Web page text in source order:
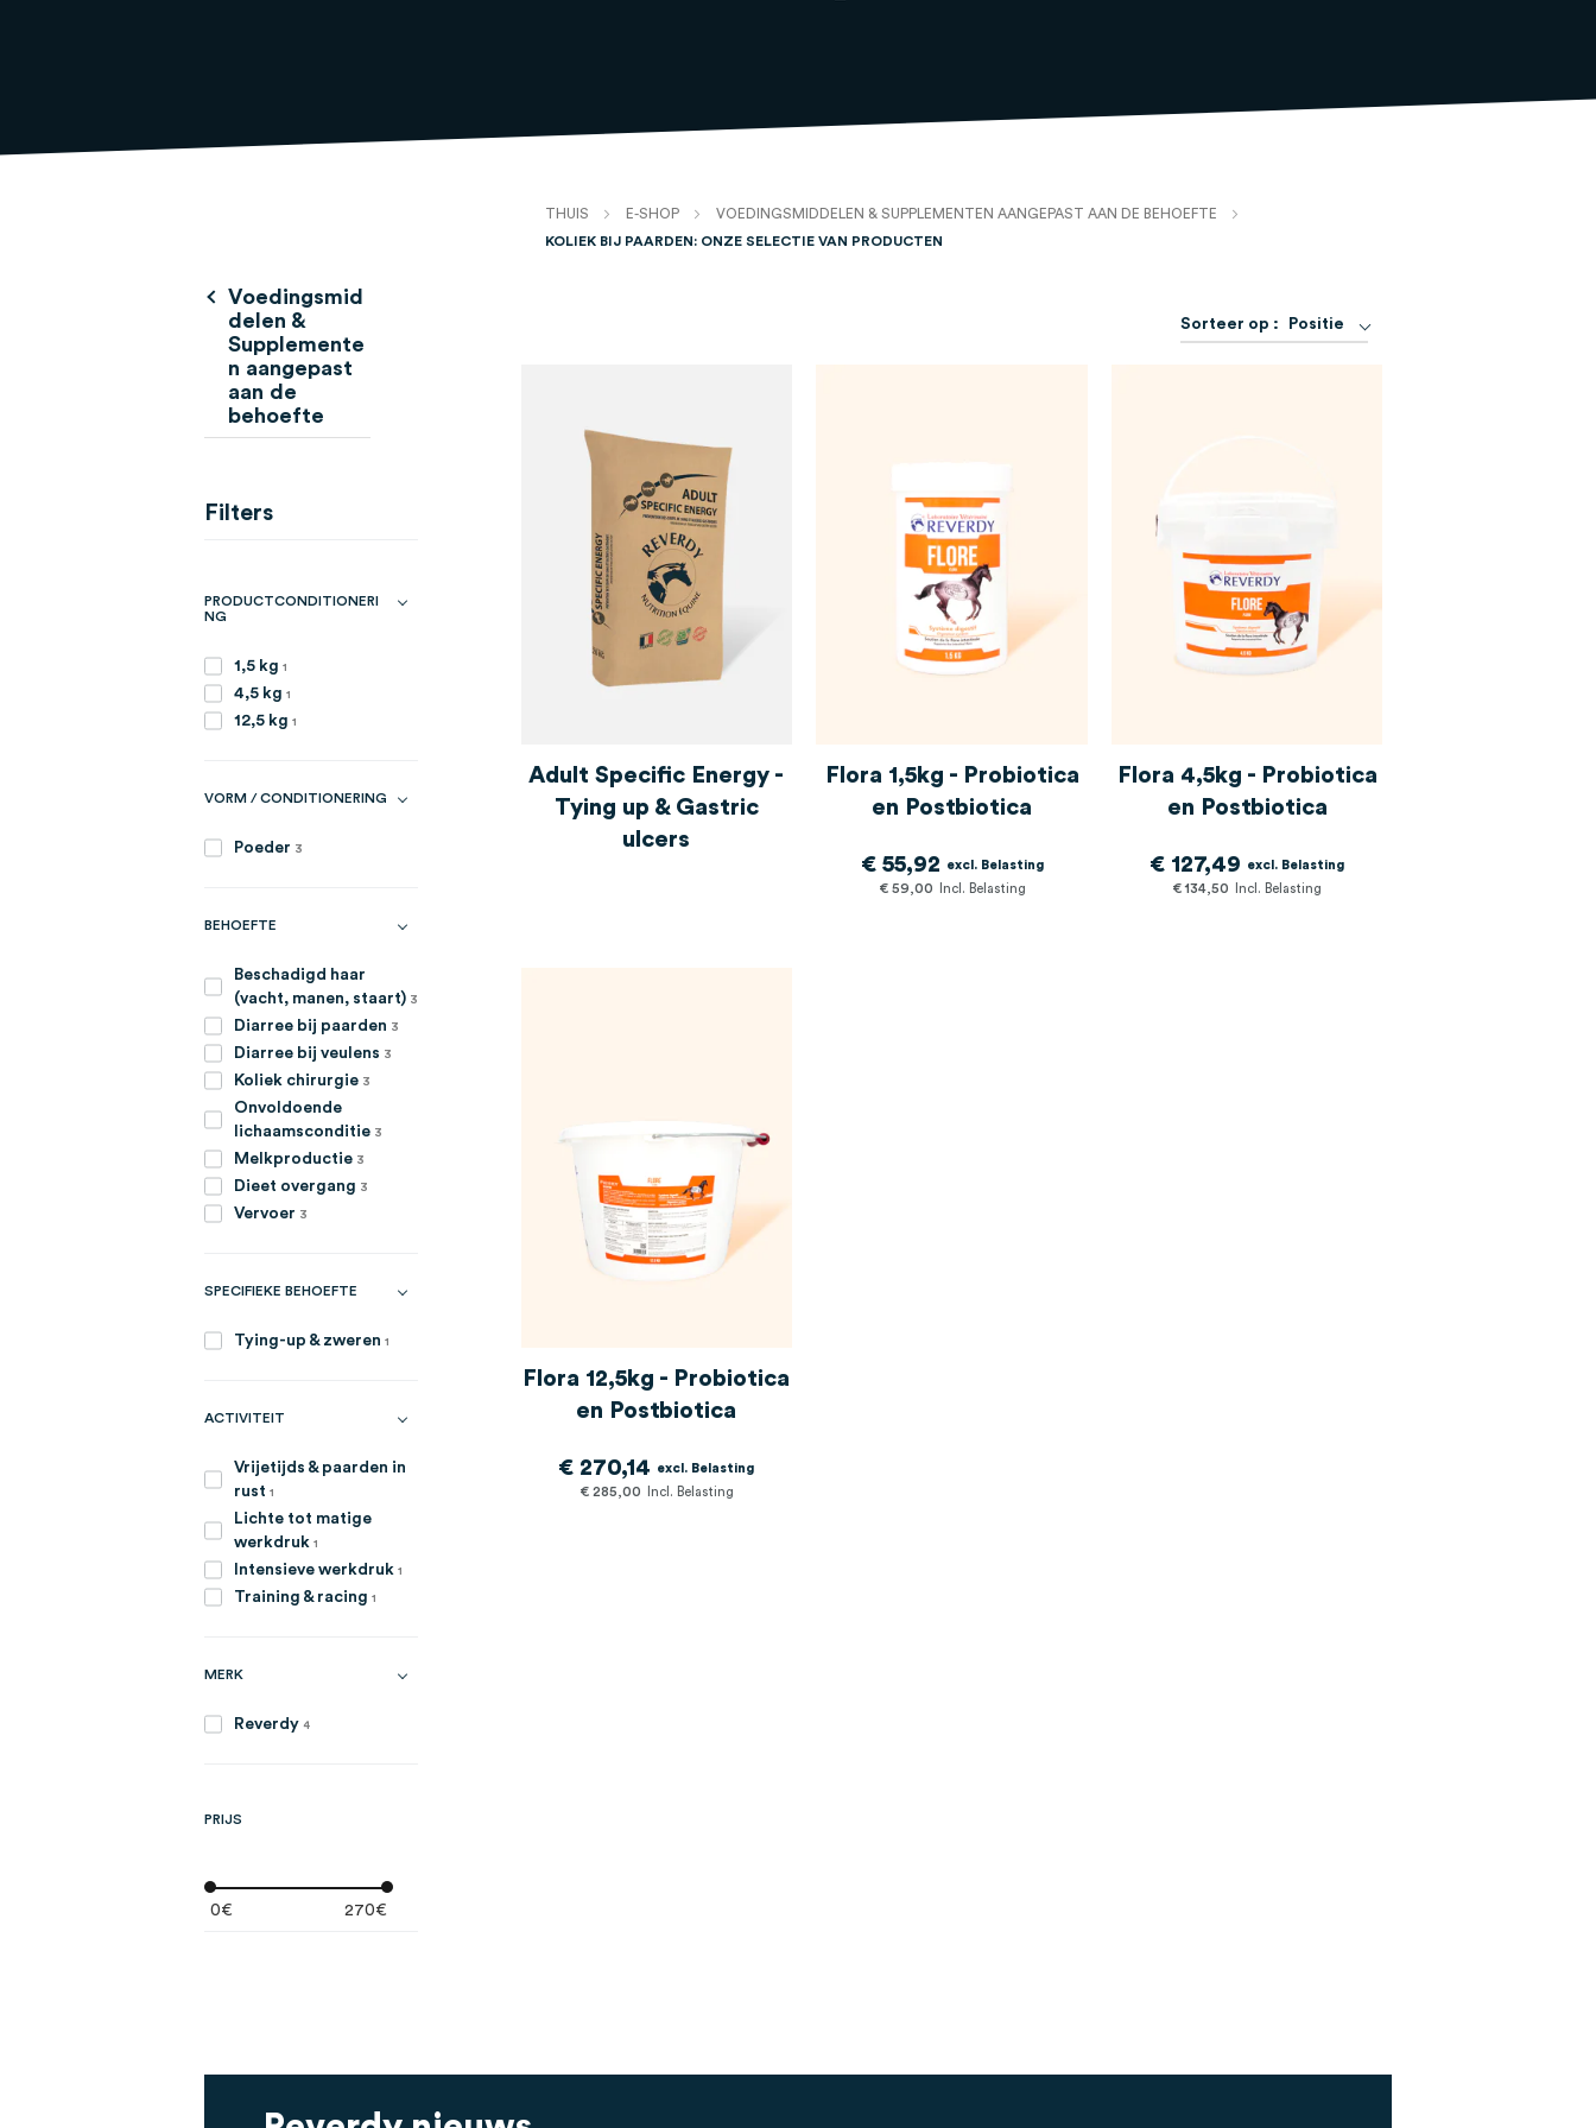
THUIS E-SHOP
VOEDINGSMIDDELEN & SUPPLEMENTEN AANGEPAST AAN DE BEHOEFTE
KOLIEK BIJ PAARDEN: ONZE SELECTIE VAN PRODUCTEN
Sorteer op : Positie
Adult Specific Energy -
Tying up & Gastric
ulcers
Flora 1,5kg - Probiotica
en Postbiotica
€ 59,00
€ 55,92
Flora 4,5kg - Probiotica
en Postbiotica
€ 134,50
€ 127,49
Flora 12,5kg - Probiotica
en Postbiotica
€ 285,00
€ 270,14
Voedingsmid
delen &
Supplemente
n aangepast
aan de
behoefte
Filters
PRODUCTCONDITIONERI
NG
1,5 kg 1
4,5 kg 1
12,5 kg 1
VORM / CONDITIONERING
Poeder 3
artikelen
BEHOEFTE
Beschadigd haar
(vacht, manen, staart) 3
artikelen
Diarree bij paarden 3
artikelen
Diarree bij veulens 3
artikelen
Koliek chirurgie 3
artikelen
Onvoldoende
lichaamsconditie 3
artikelen
Melkproductie 3
artikelen
Dieet overgang 3
artikelen
Vervoer 3
artikelen
SPECIFIEKE BEHOEFTE
Tying-up & zweren 1
ACTIVITEIT
Vrijetijds & paarden in
rust 1
Lichte tot matige
werkdruk 1
Intensieve werkdruk 1
Training & racing 1
MERK
Reverdy 4
PRIJS
0€ 270€